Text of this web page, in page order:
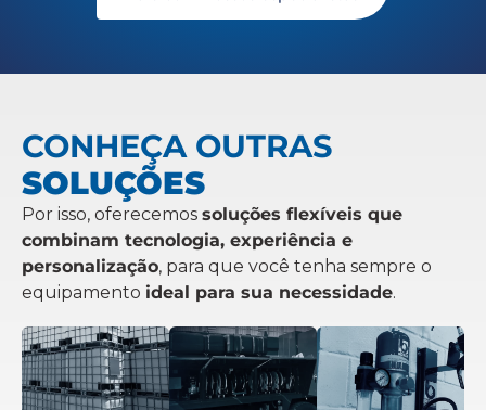
CONHEÇA OUTRAS
SOLUÇÕES
Por isso, oferecemos soluções flexíveis que
combinam tecnologia, experiência e
personalização, para que você tenha sempre o
equipamento ideal para sua necessidade.